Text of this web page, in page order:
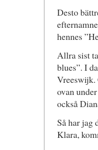
Desto
hennes
Allra sist
blues”. I
Vreeswijk.
ovan
också
Så har jag
Klara,